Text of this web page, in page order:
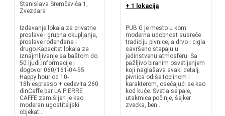
Stanislava Sremčevića 1,
Zvezdara
Izdavanje lokala za privatne
proslave i grupna okupljanja,
proslave rođendana i
drugo.Kapacitet lokala za
iznajmljivanje sa baštom do
50 ljudi.Informacije i
dogovor 060/161-04-55
Happy hour od 10-
18h:espresso + cedevita 260
dinCaffe bar LA PIERRE
CAFFE zamišljen je kao
moderan ugostiteljski
objekat...
+ 1 lokacija
PUB G je mesto u kom
moderna udobnost susreće
tradiciju pivnice, a drvo i cigla
savršeno stapaju u
jedinstvenu atmosferu. Sa
pažljivo biranim osvetljenjem
koji naglašava svaki detalj,
pivnica odiše toplinom i
karakterom, osećajući se kao
kod kuće. Svetla se pale,
utakmica počinje, šejker
zvecka, ben...